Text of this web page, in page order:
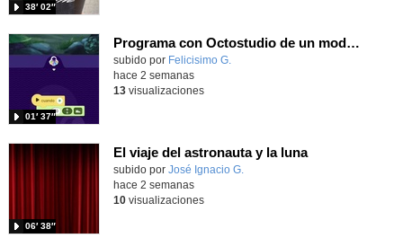
38′ 02″
Programa con Octostudio de un modo sencillo, offline y gratuito
Contenido educativo.
subido por Felicisimo G.
01′ 37″
hace 2 semanas
13visualizaciones
El viaje del astronauta y la luna
Contenido educativo.
subido por José Ignacio G.
06′ 38″
hace 2 semanas
10visualizaciones